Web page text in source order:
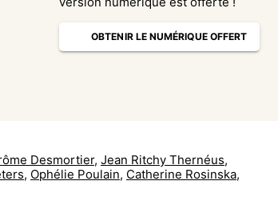
OBTENIR LE NUMÉRIQUE OFFERT
Desmortier, Jean Ritchy Thernéus,
, Ophélie Poulain, Catherine Rosinska,